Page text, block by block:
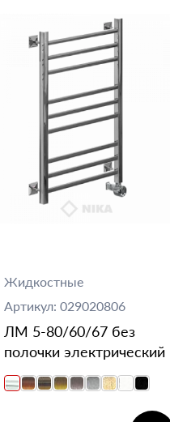
Жидкостные
Артикул: 029020806
ЛМ 5-80/60/67 без
полочки электрический